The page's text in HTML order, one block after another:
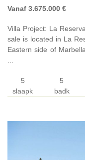
Vanaf 3.675.000 €
Villa Project: La
sale is located in La
Eastern side of
5
slaapk
5
badk